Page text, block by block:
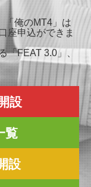
「俺のMT4」は
座申込ができま
「FEAT 3.0」、
設
覧
設